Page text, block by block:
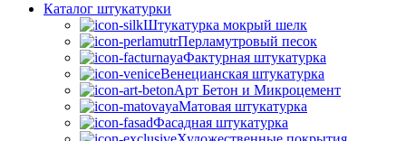
Каталог штукатурки
Штукатурка мокрый шелк
Перламутровый песок
Фактурная штукатурка
Венецианская штукатурка
Арт Бетон и Микроцемент
Матовая штукатурка
Фасадная штукатурка